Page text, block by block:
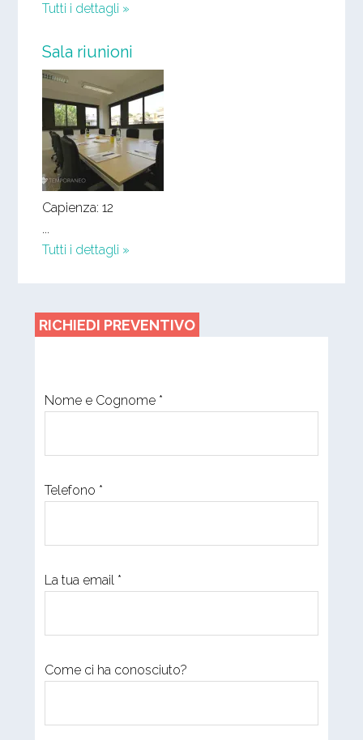
Tutti i dettagli »
Sala riunioni
Capienza: 12
...
Tutti i dettagli »
RICHIEDI PREVENTIVO
Nome e Cognome *
Telefono *
La tua email *
Come ci ha conosciuto?